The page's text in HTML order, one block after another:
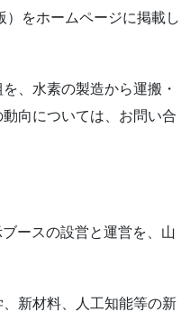
をホームページに掲載し
、水素の製造から運搬・
向については、お問い合
ースの設営と運営を、山
新材料、人工知能等の新